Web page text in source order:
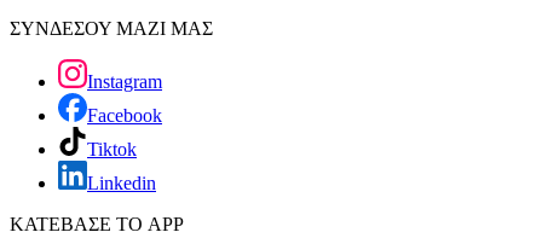
ΣΥΝΔΕΣΟΥ ΜΑΖΙ ΜΑΣ
Instagram
Facebook
Tiktok
Linkedin
ΚΑΤΕΒΑΣΕ ΤΟ APP